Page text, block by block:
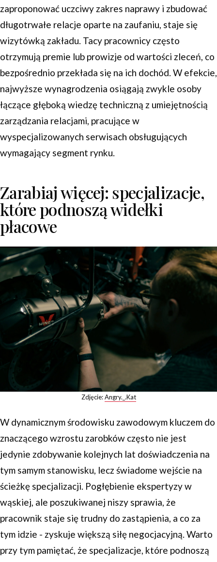
zaproponować uczciwy zakres naprawy i zbudować
długotrwałe relacje oparte na zaufaniu, staje się
wizytówką zakładu. Tacy pracownicy często
otrzymują premie lub prowizje od wartości zleceń, co
bezpośrednio przekłada się na ich dochód. W efekcie,
najwyższe wynagrodzenia osiągają zwykle osoby
łączące głęboką wiedzę techniczną z umiejętnością
zarządzania relacjami, pracujące w
wyspecjalizowanych serwisach obsługujących
wymagający segment rynku.
Zarabiaj więcej: specjalizacje,
które podnoszą widełki
płacowe
Zdjęcie:Angry._.Kat
W dynamicznym środowisku zawodowym kluczem do
znaczącego wzrostu zarobków często nie jest
jedynie zdobywanie kolejnych lat doświadczenia na
tym samym stanowisku, lecz świadome wejście na
ścieżkę specjalizacji. Pogłębienie ekspertyzy w
wąskiej, ale poszukiwanej niszy sprawia, że
pracownik staje się trudny do zastąpienia, a co za
tym idzie - zyskuje większą siłę negocjacyjną. Warto
przy tym pamiętać, że specjalizacje, które podnoszą